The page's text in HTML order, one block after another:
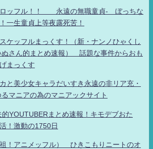
ロッフル！！ 永遠の無職童貞- ぼっちな
一生童貞上等夜露死苦！
ケッフルまっくす！（新・ナンノひゃくし
ぬさん的まとめ速報） 話題な事件からおも
まっくす
と美少女キャラだいすき永遠の非リア充・
マニアの為のマニアックサイト
YOUTUBERまとめ速報！キモデブおた
！激動の1750日
！アニメッフル） ひきこもりニートのオ